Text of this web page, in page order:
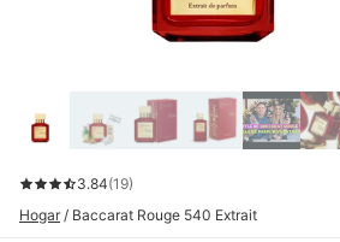
3.84(19)
Hogar / Baccarat Rouge 540 Extrait